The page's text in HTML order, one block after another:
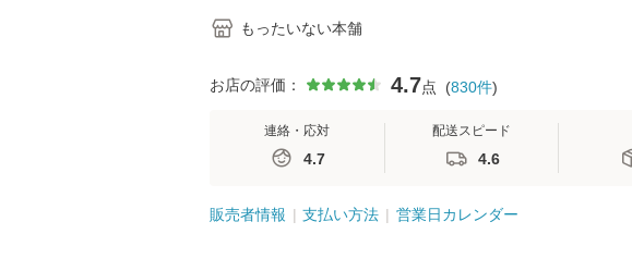
もったいない本舗
お店の評価： 4.7点 (830件)
連絡・応対
4.7
配送スピード
4.6
販売者情報 支払い方法 営業日カレンダー